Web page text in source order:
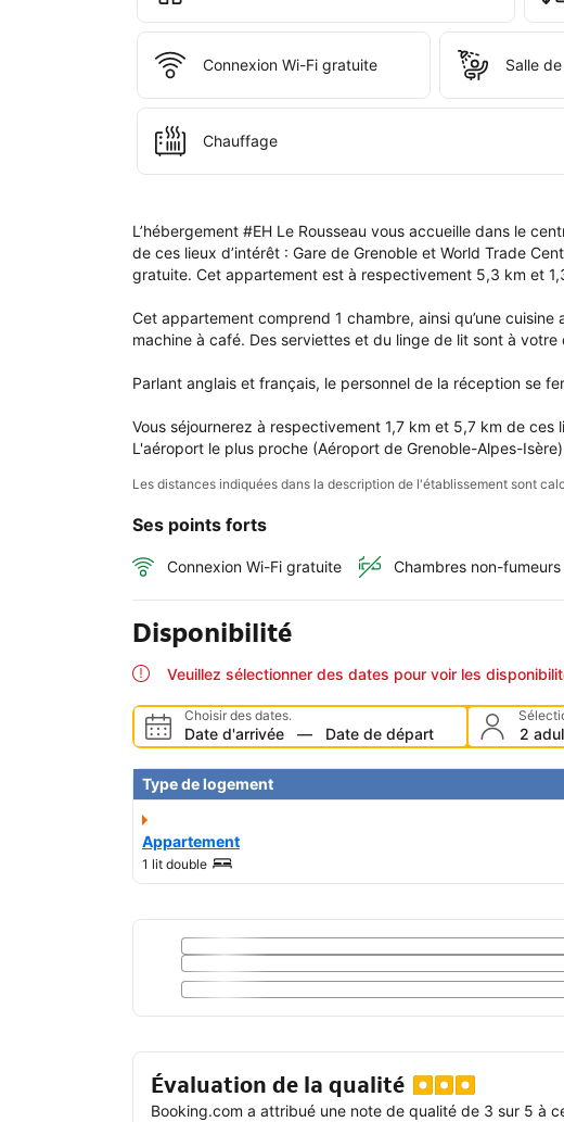
votre
compte.
Connexion Wi-Fi gratuite Salle
Chauffage
L’hébergement #EH Le Rousseau vous accueille dans le
de ces lieux d’intérêt : Gare de Grenoble et World Trade
gratuite. Cet appartement est à respectivement 5,3 km et
Cet appartement comprend 1 chambre, ainsi qu’une
machine à café. Des serviettes et du linge de lit sont à votre
Parlant anglais et français, le personnel de la réception se
Vous séjournerez à respectivement 1,7 km et 5,7 km de ces
L'aéroport le plus proche (Aéroport de Grenoble-Alpes-
Les distances indiquées dans la description de l'établissement sont
Ses points forts
Connexion Wi-Fi gratuite Chambres non-fumeurs
Disponibilité
Veuillez sélectionner des dates pour voir les
Choisir des dates.
Date d'arrivée — Date de départ 2
Type de logement
Appartement
1 lit double
Évaluation de la qualité
Booking.com a attribué une note de qualité de 3 sur 5 à